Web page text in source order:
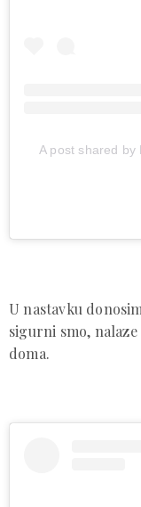
A post shared by
U nastavku
sigurni smo,
doma.